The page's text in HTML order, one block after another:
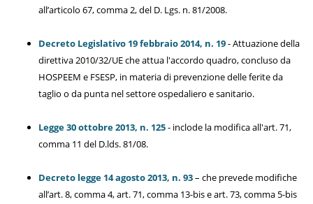
all’articolo 67, comma 2, del D. Lgs. n. 81/2008.
Decreto Legislativo 19 febbraio 2014, n. 19- Attuazione della
direttiva 2010/32/UE che attua l'accordo quadro, concluso da
HOSPEEM e FSESP, in materia di prevenzione delle ferite da
taglio o da punta nel settore ospedaliero e sanitario.
Legge 30 ottobre 2013, n. 125- inclode la modifica all'art. 71,
comma 11 del D.lds. 81/08.
Decreto legge 14 agosto 2013, n. 93– che prevede modifiche
all’art. 8, comma 4, art. 71, comma 13-bis e art. 73, comma 5-bis